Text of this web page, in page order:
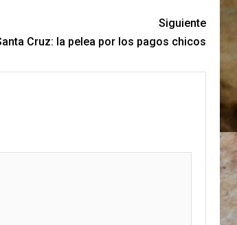
Siguiente
Cruz: la pelea por los pagos chicos